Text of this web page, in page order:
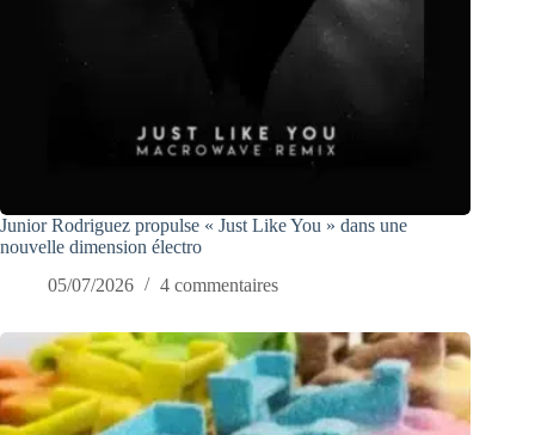
Junior Rodriguez propulse « Just Like You » dans une
nouvelle dimension électro
05/07/2026
4 commentaires